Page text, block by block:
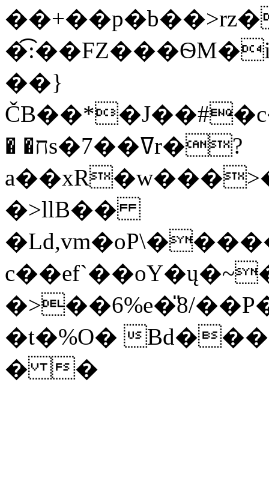
��}
� �חs�7��ߜr�?
�>llB��
�>��6%e�̎8/
�t�%O�
� �